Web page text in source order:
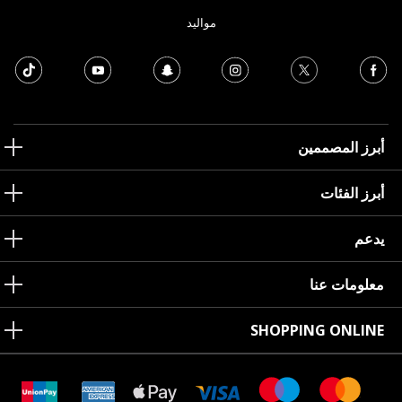
مواليد
أبرز المصممين
أبرز الفئات
يدعم
معلومات عنا
SHOPPING ONLINE